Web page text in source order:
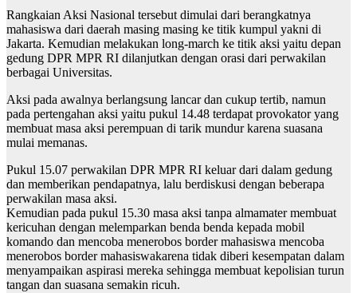
Rangkaian Aksi Nasional tersebut dimulai dari berangkatnya
mahasiswa dari daerah masing masing ke titik kumpul yakni di
Jakarta. Kemudian melakukan long-march ke titik aksi yaitu depan
gedung DPR MPR RI dilanjutkan dengan orasi dari perwakilan
berbagai Universitas.
Aksi pada awalnya berlangsung lancar dan cukup tertib, namun
pada pertengahan aksi yaitu pukul 14.48 terdapat provokator yang
membuat masa aksi perempuan di tarik mundur karena suasana
mulai memanas.
Pukul 15.07 perwakilan DPR MPR RI keluar dari dalam gedung
dan memberikan pendapatnya, lalu berdiskusi dengan beberapa
perwakilan masa aksi.
Kemudian pada pukul 15.30 masa aksi tanpa almamater membuat
kericuhan dengan melemparkan benda benda kepada mobil
komando dan mencoba menerobos border mahasiswa mencoba
menerobos border mahasiswakarena tidak diberi kesempatan dalam
menyampaikan aspirasi mereka sehingga membuat kepolisian turun
tangan dan suasana semakin ricuh.